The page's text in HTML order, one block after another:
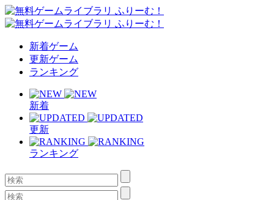
新着ゲーム
更新ゲーム
ランキング
新着
更新
ランキング